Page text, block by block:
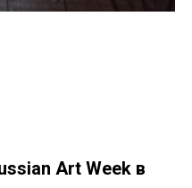
Art Week в